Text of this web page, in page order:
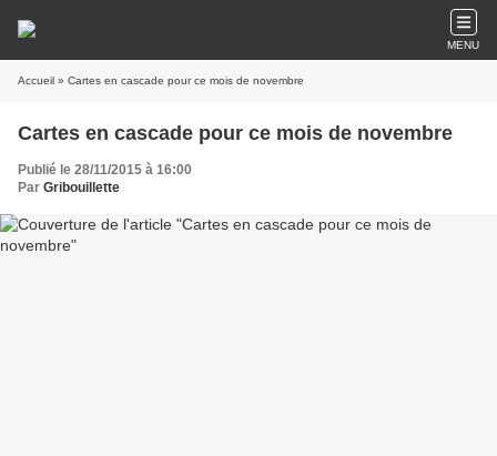
MENU
Accueil » Cartes en cascade pour ce mois de novembre
Cartes en cascade pour ce mois de novembre
Publié le 28/11/2015 à 16:00
Par Gribouillette